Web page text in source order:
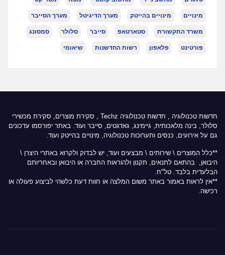
מינויים מינויים בהייטק מערך הדיגיטל מערך הסייבר
משרד התקשורת סטארטאפ סייבר סלולר סמסונג
פורטינט פלאפון רשות החדשנות שיאומי
חדשות טכנולוגיה חדשות טכנולוגיה Techz
, סקירת מוצרים, סקירת מכשירי
סלולר, בינה מלאכותית, גיימינג, גאדגטים, סייבר ועוד. באתר יפורסמו עדכונים
גם על אירועים, כנסים ותערוכות טכנולוגיה, מינויים בהייטק ועוד.
**כלל המוצרים \ שירותים \ מבצעים ועוד, יש לבדוק ולקרוא באתרי היצרן \
היבואן, בהתאם לתנאים, תקנון ולהוראות החברה או היבואן ובאחריותם
הבלעדית בלבד. טל"ח.
**אין לראות באמור באתר משום המלצה או חוות דעת כלשהי לביצוע פעולה או
רכישה.